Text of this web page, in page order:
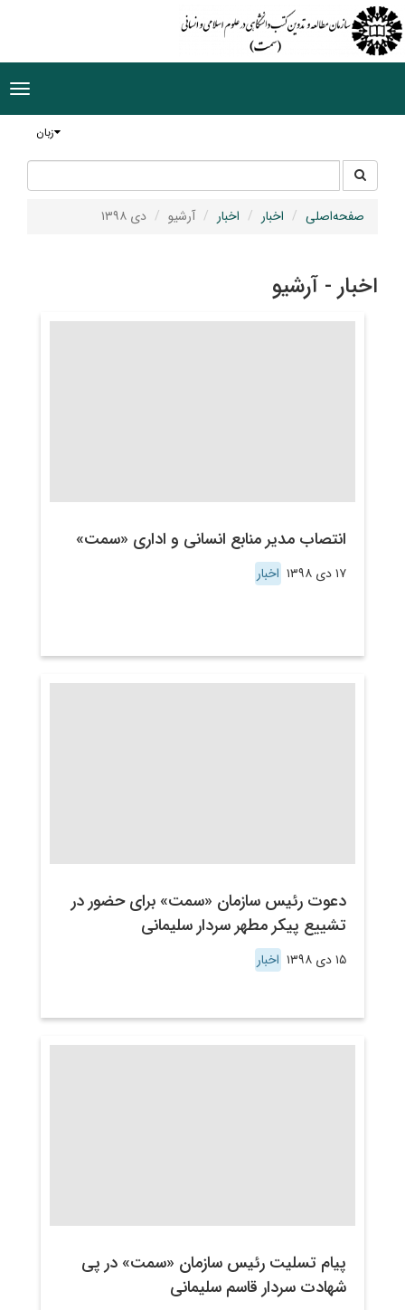
زبان
جستجو
در
سایت
صفحه‌اصلی اخبار اخبار آرشیو دی ۱۳۹۸
اخبار - آرشیو
انتصاب مدیر منابع انسانی و اداری «سمت»
۱۷ دی ۱۳۹۸ اخبار
دعوت رئیس سازمان «سمت» برای حضور در
تشییع پیکر مطهر سردار سلیمانی
۱۵ دی ۱۳۹۸ اخبار
پیام تسلیت رئیس سازمان «سمت» در پی
شهادت سردار قاسم سلیمانی